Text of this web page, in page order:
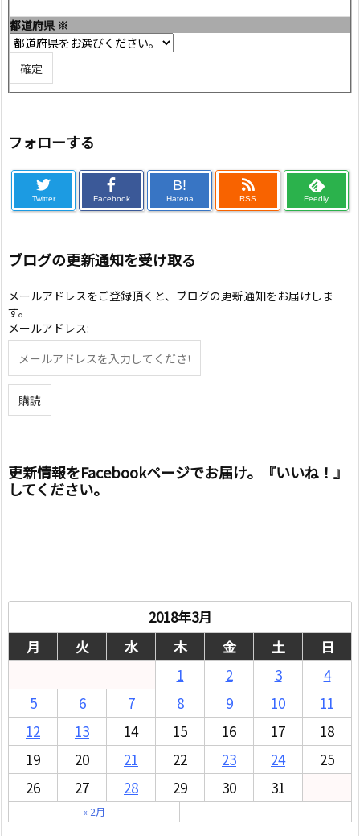
都道府県 ※
フォローする
Twitter Facebook
B!
Hatena RSS Feedly
ブログの更新通知を受け取る
メールアドレスをご登録頂くと、ブログの更新通知をお届けしま
す。
メールアドレス:
更新情報をFacebookページでお届け。『いいね！』
してください。
2018年3月
月
火 水 木 金 土
日
1
2 3
4
5
6 7 8 9 10
11
12
13 14 15 16 17
18
19
20 21 22 23 24
25
26
27 28 29 30 31
« 2月